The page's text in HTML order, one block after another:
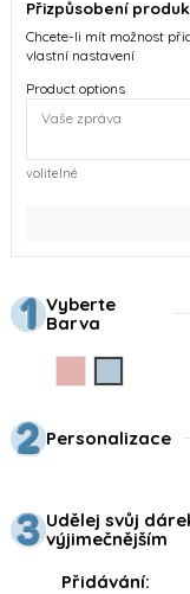
Přizpůsobení
Chcete-li mít možnost
vlastní nastavení
Product options
volitelné
Vyberte
Barva
Personalizace
Udělej svůj
výjimečnějším
Přidávání: